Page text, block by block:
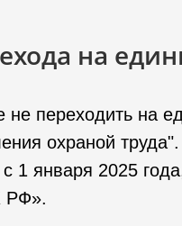
на
не переходить на
охраной труда".
1 января 2025
РФ».